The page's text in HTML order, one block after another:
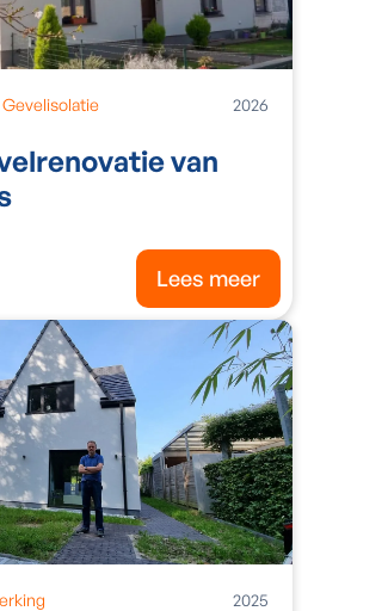
Gevelisolatie
2026
van
Lees meer
2025